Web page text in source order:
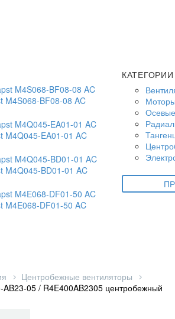
M4S068-BF08-08 AC
M4Q045-EA01-01 AC
M4Q045-BD01-01 AC
M4E068-DF01-50 AC
КАТЕГОРИИ
Центробежные вентиляторы
AB23-05 / R4E400AB2305 центробежный